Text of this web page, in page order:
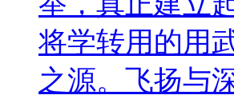
将学转用的用
之源。飞扬与